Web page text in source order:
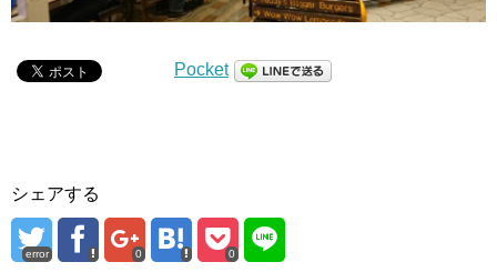
Pocket
シェアする
error 0 0